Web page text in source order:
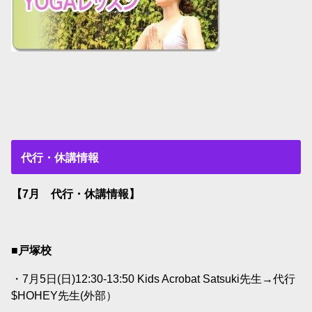
代行・休講情報
【7月 代行・休講情報】
■戸塚校
・7月5日(日)12:30-13:50 Kids Acrobat Satsuki先生→代行
$HOHEY先生(外部）